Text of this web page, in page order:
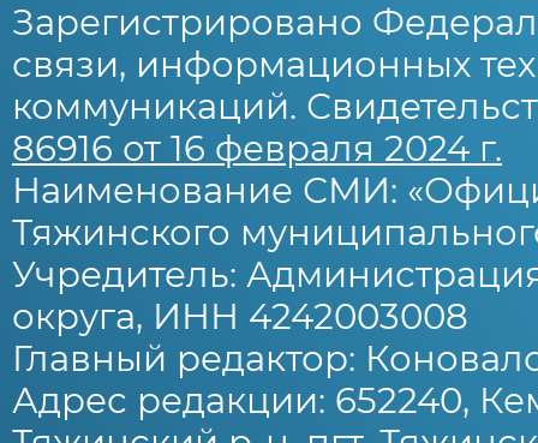
Зарегистрировано
связи, информационных
коммуникаций.
86916 от 16 февраля 2024 г.
Наименование СМИ:
Тяжинского
Учредитель:
округа, ИНН 4242003008
Главный редактор:
Адрес редакции: 652240,